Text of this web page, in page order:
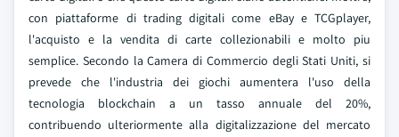
con piattaforme di trading digitali come eBay e TCGplayer,
l'acquisto e la vendita di carte collezionabili e molto piu
semplice. Secondo la Camera di Commercio degli Stati Uniti, si
prevede che l'industria dei giochi aumentera l'uso della
tecnologia blockchain a un tasso annuale del 20%,
contribuendo ulteriormente alla digitalizzazione del mercato